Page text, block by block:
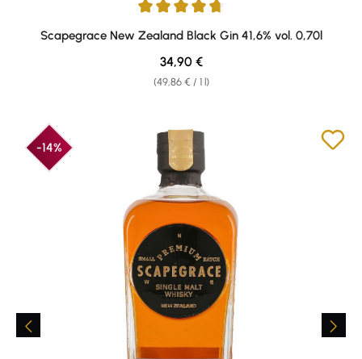
Average rating of 4.71 out of 5 stars
Scapegrace New Zealand Black Gin 41,6% vol. 0,70l
(49,86 € / 1 l)
Regular price:
34,90 €
-14%